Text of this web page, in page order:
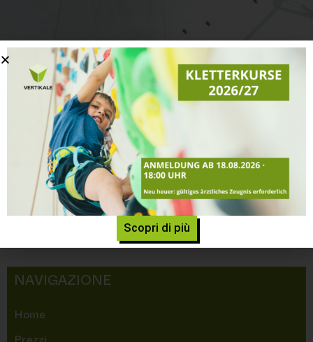
CATEGORIA: CORSI PER
ADULTI
Home»Corsi» Gruppi di età
It seems we can't find what you're looking for.
NAVIGAZIONE
Home
Scopri di più